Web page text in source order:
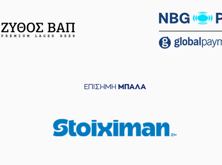
ΕΠΙΣΗΜΗ ΜΠΑΛΑ